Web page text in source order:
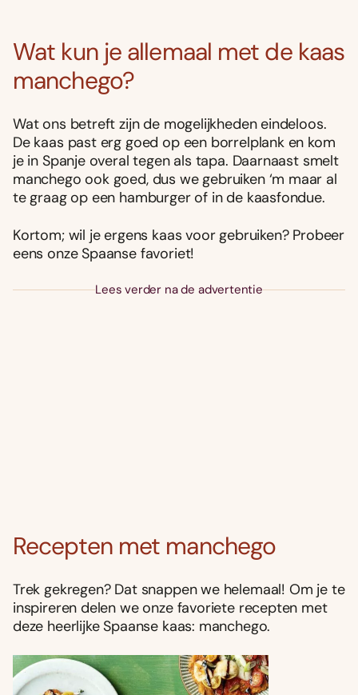
Wat kun je allemaal met de kaas
manchego?
Wat ons betreft zijn de mogelijkheden eindeloos.
De kaas past erg goed op een borrelplank en kom
je in Spanje overal tegen als tapa. Daarnaast smelt
manchego ook goed, dus we gebruiken ‘m maar al
te graag op een hamburger of in de kaasfondue.
Kortom; wil je ergens kaas voor gebruiken? Probeer
eens onze Spaanse favoriet!
Lees verder na de advertentie
Recepten met manchego
Trek gekregen? Dat snappen we helemaal! Om je te
inspireren delen we onze favoriete recepten met
deze heerlijke Spaanse kaas: manchego.